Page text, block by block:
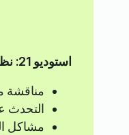
استوديو 21: نظرة عامة على B1.4
مناقشة
التحدث
مشاكل